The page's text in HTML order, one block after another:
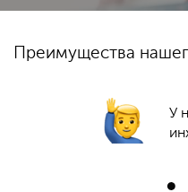
Преимущества
У